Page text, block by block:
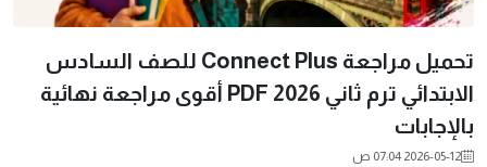
تحميل مراجعة Connect Plus للصف السادس
الابتدائي ترم ثاني 2026 PDF أقوى مراجعة نهائية
بالإجابات
2026-05-12 07:04 ص